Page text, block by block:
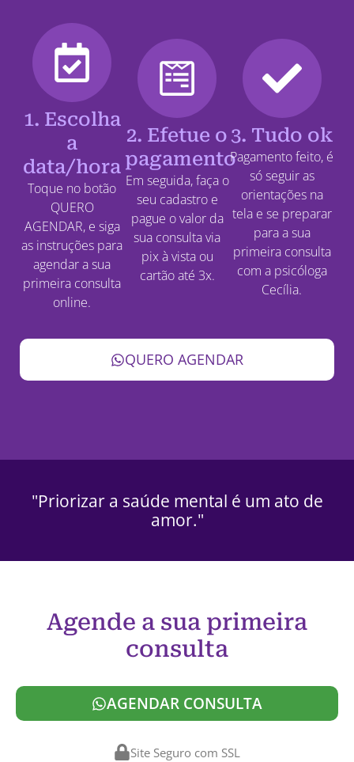
1. Escolha
a
data/hora
Toque no botão
QUERO
AGENDAR, e siga
as instruções para
agendar a sua
primeira consulta
online.
2. Efetue o
pagamento
Em seguida, faça o
seu cadastro e
pague o valor da
sua consulta via
pix à vista ou
cartão até 3x.
3. Tudo ok
Pagamento feito, é
só seguir as
orientações na
tela e se preparar
para a sua
primeira consulta
com a psicóloga
Cecília.
QUERO AGENDAR
"Priorizar a saúde mental é um ato de
amor."
Agende a sua primeira
consulta
AGENDAR CONSULTA
Site Seguro com SSL